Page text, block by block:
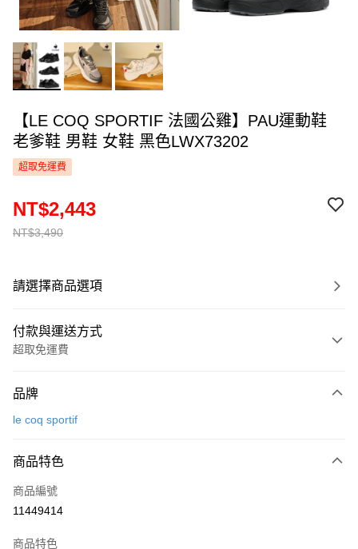
【LE COQ SPORTIF 法國公雞】PAU運動鞋
老爹鞋 男鞋 女鞋 黑色LWX73202
超取免運費
NT$3,490
NT$2,443
請選擇商品選項
付款與運送方式
超取免運費
信用卡一次付款
LINE Pay
Apple Pay
品牌
le coq sportif
商品特色
商品編號
11449414
商品特色